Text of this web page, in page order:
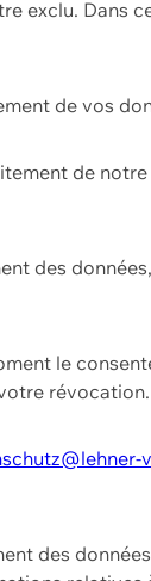
exclu. Dans
de vos
de
des
le
révocation.
des